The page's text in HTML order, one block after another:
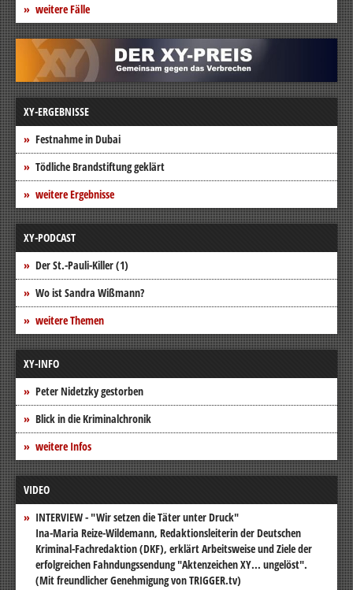
weitere Fälle
XY-ERGEBNISSE
Festnahme in Dubai
Tödliche Brandstiftung geklärt
weitere Ergebnisse
XY-PODCAST
Der St.-Pauli-Killer (1)
Wo ist Sandra Wißmann?
weitere Themen
XY-INFO
Peter Nidetzky gestorben
Blick in die Kriminalchronik
weitere Infos
VIDEO
INTERVIEW - "Wir setzen die Täter unter Druck"
Ina-Maria Reize-Wildemann, Redaktionsleiterin der Deutschen
Kriminal-Fachredaktion (DKF), erklärt Arbeitsweise und Ziele der
erfolgreichen Fahndungssendung "Aktenzeichen XY... ungelöst".
(Mit freundlicher Genehmigung von TRIGGER.tv)